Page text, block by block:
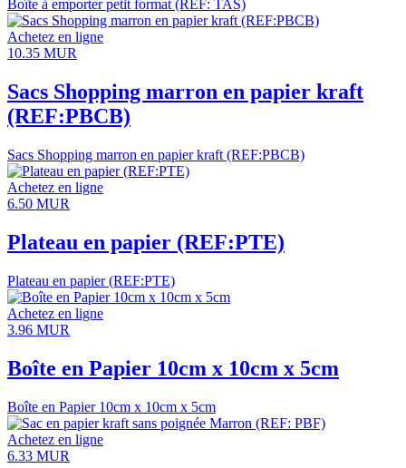
Boîte à emporter petit format (REF: TAS)
Achetez en ligne
10.35 MUR
Sacs Shopping marron en papier kraft
(REF:PBCB)
Sacs Shopping marron en papier kraft (REF:PBCB)
Achetez en ligne
6.50 MUR
Plateau en papier (REF:PTE)
Plateau en papier (REF:PTE)
Achetez en ligne
3.96 MUR
Boîte en Papier 10cm x 10cm x 5cm
Boîte en Papier 10cm x 10cm x 5cm
Achetez en ligne
6.33 MUR